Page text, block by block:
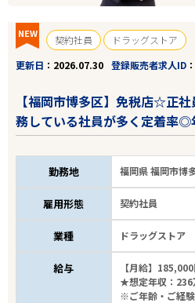
NEW 契約社員
ドラッグストア
更新日
2026.07.30 登録販売者求人ID
【福岡市博多区】免税店☆正
務している社員が多く定着率
勤務地 福岡県 福岡市
雇用形態 契約社員
業種 ドラッグストア
給与
【月給】
★想定年収：236
※ご年齢・ご経験